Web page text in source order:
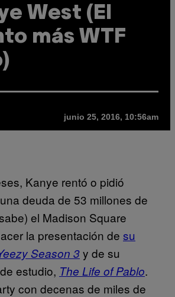
West (El
más WTF
junio 25, 2016, 10:56am
Kanye rentó o pidió
deuda de 53 millones de
el Madison Square
la presentación de su
Season 3y de su
estudio, The Life of Pablo.
con decenas de miles de